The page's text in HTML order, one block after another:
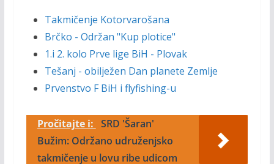
Takmičenje Kotorvarošana
Brčko - Održan "Kup plotice"
1.i 2. kolo Prve lige BiH - Plovak
Tešanj - obilježen Dan planete Zemlje
Prvenstvo F BiH i flyfishing-u
Pročitajte i: SRD 'Šaran'
Bužim: Održano udruženjsko
takmičenje u lovu ribe udicom